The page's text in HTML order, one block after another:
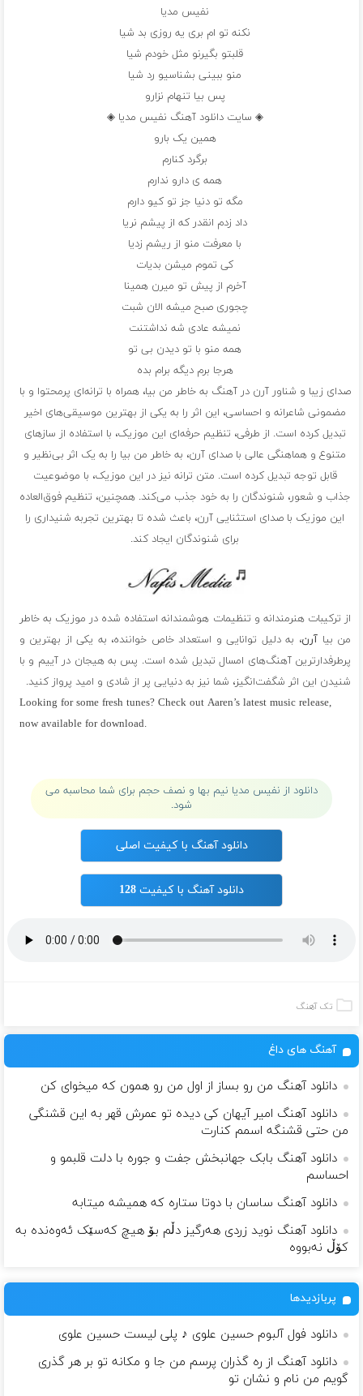
نفیس مدیا
نکنه تو ام بری یه روزی بد شیا
قلبتو بگیرنو مثل خودم شیا
منو ببینی بشناسیو رد شیا
پس بیا تنهام نزارو
◈ سایت دانلود آهنگ نفیس مدیا ◈
همین یک بارو
برگرد کنارم
همه ی دارو ندارم
مگه تو دنیا جز تو کیو دارم
داد زدم انقدر که از پیشم نریا
با معرفت منو از ریشم زدیا
کی تموم میشن بدیات
آخرم از پیش تو میرن همینا
چجوری صبح میشه الان شبت
نمیشه عادی شه نداشتنت
همه منو با تو دیدن بی تو
هرجا برم دیگه برام بده
صدای زیبا و شناور آرن در آهنگ به خاطر من بیا، همراه با ترانه‌ای پرمحتوا و با
مضمونی شاعرانه و احساسی، این اثر را به یکی از بهترین موسیقی‌های اخیر
تبدیل کرده است. از طرفی، تنظیم حرفه‌ای این موزیک، با استفاده از سازهای
متنوع و هماهنگی عالی با صدای آرن، به خاطر من بیا را به یک اثر بی‌نظیر و
قابل توجه تبدیل کرده است. متن ترانه نیز در این موزیک، با موضوعیت
جذاب و شعور، شنوندگان را به خود جذب می‌کند. همچنین، تنظیم فوق‌العاده
این موزیک با صدای استثنایی آرن، باعث شده تا بهترین تجربه شنیداری را
برای شنوندگان ایجاد کند.
از ترکیبات هنرمندانه و تنظیمات هوشمندانه استفاده شده در موزیک به خاطر
من بیا آرن، به دلیل توانایی و استعداد خاص خواننده، به یکی از بهترین و
پرطرفدارترین آهنگ‌های امسال تبدیل شده است. پس به هیجان در آییم و با
شنیدن این اثر شگفت‌انگیز، شما نیز به دنیایی پر از شادی و امید پرواز کنید.
Looking for some fresh tunes? Check out Aaren’s latest music release,
now available for download.
دانلود از نفیس مدیا نیم بها و نصف حجم برای شما محاسبه می
شود.
دانلود آهنگ با کیفیت اصلی
دانلود آهنگ با کیفیت 128
تک آهنگ
آهنگ های داغ
دانلود آهنگ من رو بساز از اول من رو همون که میخوای کن
دانلود آهنگ امیر آیهان کی دیده تو عمرش قهر به این قشنگی
من حتی قشنگه اسمم کنارت
دانلود آهنگ بابک جهانبخش جفت و جوره با دلت قلبمو و
احساسم
دانلود آهنگ ساسان با دوتا ستاره که همیشه میتابه
دانلود آهنگ نوید زردی هه‌رگیز دڵم بۆ هیچ که‌سێک ئه‌وه‌نده به
کۆڵ نه‌بووه
پربازدیدها
دانلود فول آلبوم حسین علوی ♪ پلی لیست حسین علوی
دانلود آهنگ از ره گذران پرسم من جا و مکانه تو بر هر گذری
گویم من نام و نشان تو